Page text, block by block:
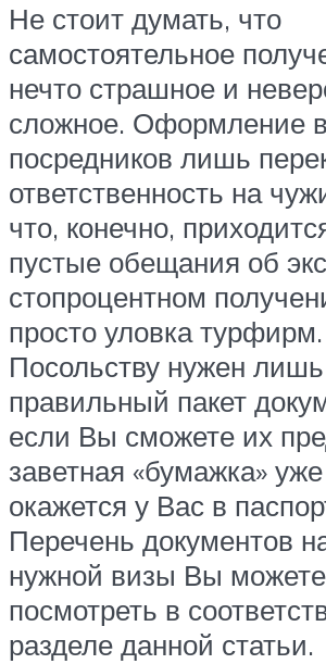
Не стоит думать, что
самостоятельное
нечто страшное и
сложное. Оформление
посредников лишь
ответственность на
что, конечно,
пустые обещания об
стопроцентном
просто уловка турфирм.
Посольству нужен лишь
правильный пакет
если Вы сможете их
заветная «бумажка»
окажется у Вас в
Перечень документов
нужной визы Вы можете
посмотреть в
разделе данной статьи.